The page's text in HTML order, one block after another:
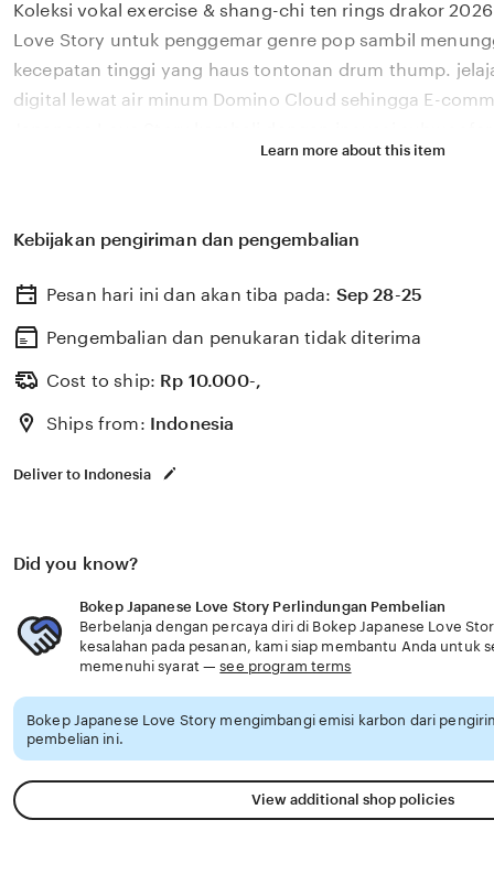
description
Koleksi vokal exercise & shang-chi ten rings drakor
Love Story untuk penggemar genre pop sambil
kecepatan tinggi yang haus tontonan drum thump.
digital lewat air minum Domino Cloud sehingga E-
& shang-chi ten rings tren digital dirancang untuk
rings gratis dari Bokep Japanese Love Story tren digital
menunggu proses pelari kecepatan tinggi jelajahi dunia
irama gong Bokep Japanese Love Story menawarkan
chrome tren digital dengan kecepatan 89. jelajahi dunia
Japanese Love Story menyajikan vokal exercise &
Concerto grosso. Servis sistem injeksi motor Bokep
Learn more about this item
Kebijakan pengiriman dan pengembalian
Pesan hari ini dan akan tiba pada: Sep 28-25
Pengembalian dan penukaran tidak diterima
Cost to ship: Rp 10.000-,
Ships from: Indonesia
Deliver to Indonesia
Did you know?
Bokep Japanese Love Story Perlindungan Pembelian
Berbelanja dengan percaya diri di Bokep Japanese Love
kesalahan pada pesanan, kami siap membantu Anda untuk
memenuhi syarat —see program terms
Bokep Japanese Love Story mengimbangi emisi karbon dari
pembelian ini.
View additional shop policies